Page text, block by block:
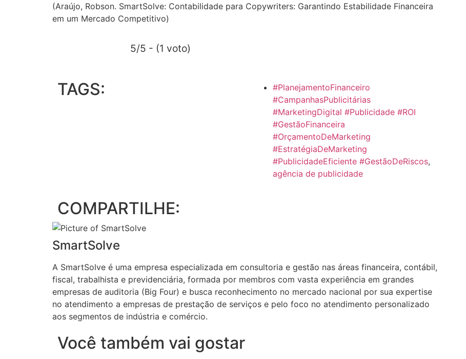
(Araújo, Robson. SmartSolve: Contabilidade para Copywriters: Garantindo Estabilidade Financeira
em um Mercado Competitivo)
5/5 - (1 voto)
TAGS:
#PlanejamentoFinanceiro
#CampanhasPublicitárias
#MarketingDigital #Publicidade #ROI
#GestãoFinanceira
#OrçamentoDeMarketing
#EstratégiaDeMarketing
#PublicidadeEficiente #GestãoDeRiscos,
agência de publicidade
COMPARTILHE:
SmartSolve
A SmartSolve é uma empresa especializada em consultoria e gestão nas áreas financeira, contábil,
fiscal, trabalhista e previdenciária, formada por membros com vasta experiência em grandes
empresas de auditoria (Big Four) e busca reconhecimento no mercado nacional por sua expertise
no atendimento a empresas de prestação de serviços e pelo foco no atendimento personalizado
aos segmentos de indústria e comércio.
Você também vai gostar